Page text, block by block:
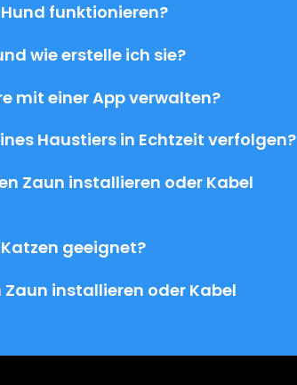
Hund funktionieren?
wie erstelle ich sie?
mit einer App verwalten?
Haustiers in Echtzeit verfolgen?
Zaun installieren oder Kabel
geeignet?
installieren oder Kabel